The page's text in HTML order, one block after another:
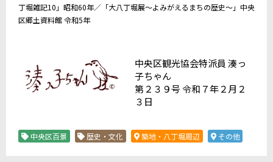
丁堀雑記10 」昭和60年／ 「大八丁堀展～よみがえるまちの歴史～」中央
区郷土資料館 令和5年
中央区観光協会特派員 湊っ
子ちゃん
第２３９号 令和７年２月２
３日
中央区百景 歴史・文化 築地・八丁堀周辺 その他